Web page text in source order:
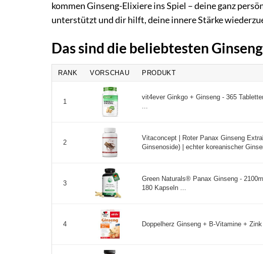
kommen Ginseng-Elixiere ins Spiel – deine ganz
unterstützt und dir hilft, deine innere Stärke
Das sind die beliebtesten
RANK VORSCHAU PRODUKT
1
vit4ever Ginkgo + Ginseng - 365
...
2
Vitaconcept | Roter Panax Ginseng
Ginsenoside) | echter koreanischer
3
Green Naturals® Panax Ginseng -
180 Kapseln ...
4 Doppelherz Ginseng + B-Vitamine +